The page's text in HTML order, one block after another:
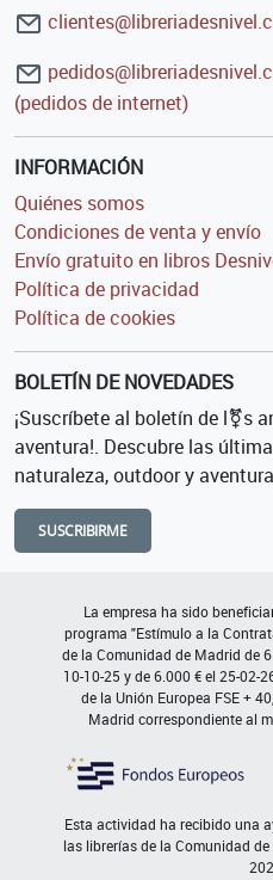
(pedidos de internet)
INFORMACIÓN
Quiénes somos
Condiciones de venta y envío
Envío gratuito en libros
Política de privacidad
Política de cookies
BOLETÍN DE NOVEDADES
¡Suscríbete al boletín de l⚧s
aventura!. Descubre las
naturaleza, outdoor y
SUSCRIBIRME
La empresa ha sido
programa "Estímulo a la
de la Comunidad de Madrid de
10-10-25 y de 6.000 € el 25-02-
de la Unión Europea FSE +
Madrid correspondiente al
Esta actividad ha recibido una
las librerías de la Comunidad